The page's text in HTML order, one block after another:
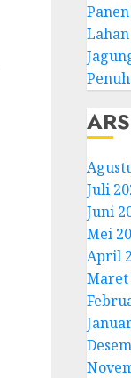
Penuh
Juli
Juni
Mei
April
Maret